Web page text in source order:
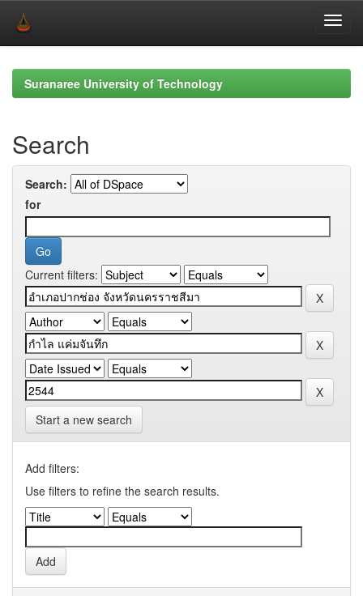
navigationSuranaree University of Technology
Search
Search:
for
Current filters:
Start a new search
Add filters:
Use filters to refine the search results.